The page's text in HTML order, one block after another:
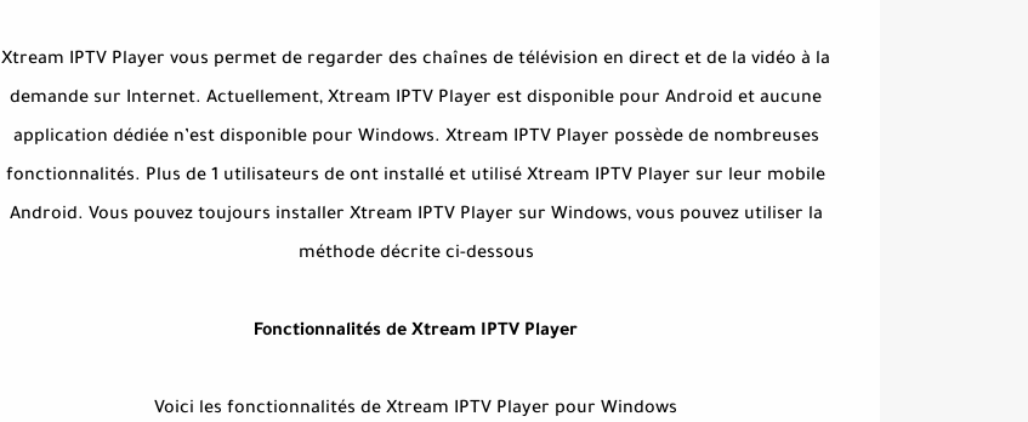
Xtream IPTV Player vous permet de regarder des chaînes de télévision en direct et de la vidéo à la
demande sur Internet. Actuellement, Xtream IPTV Player est disponible pour Android et aucune
application dédiée n’est disponible pour Windows. Xtream IPTV Player possède de nombreuses
fonctionnalités. Plus de 1 utilisateurs de ont installé et utilisé Xtream IPTV Player sur leur mobile
Android. Vous pouvez toujours installer Xtream IPTV Player sur Windows, vous pouvez utiliser la
méthode décrite ci-dessous
Fonctionnalités de Xtream IPTV Player
Voici les fonctionnalités de Xtream IPTV Player pour Windows